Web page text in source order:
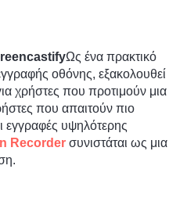
Ως ένα πρακτικό
οθόνης, εξακολουθεί
χρήστες που προτιμούν μια
που απαιτούν πιο
εγγραφές υψηλότερης
Recorder συνιστάται ως μια